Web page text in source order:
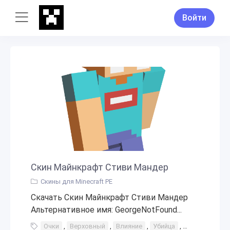
Войти
Скин Майнкрафт Стиви Мандер
Скины для Minecraft PE
Скачать Скин Майнкрафт Стиви Мандер
Альтернативное имя: GeorgeNotFound...
Очки , Верховный , Влияние , Убийца , Охотник